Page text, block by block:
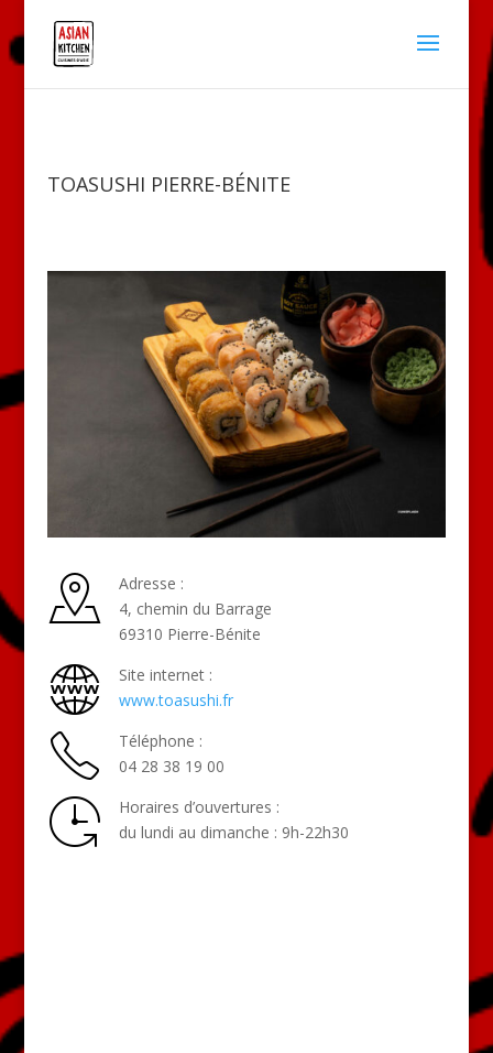
TOASUSHI PIERRE-BÉNITE
Adresse :
4, chemin du Barrage
69310 Pierre-Bénite
Site internet :
www.toasushi.fr
Téléphone :
04 28 38 19 00
Horaires d’ouvertures :
du lundi au dimanche : 9h-22h30